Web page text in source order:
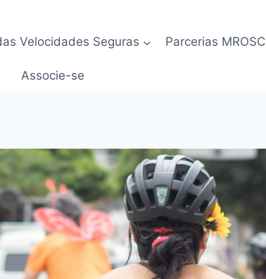
Velocidades Seguras Parcerias MROSC
Associe-se